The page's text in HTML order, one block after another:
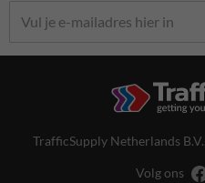
TrafficSupply Netherlands B.V.,
Volg ons